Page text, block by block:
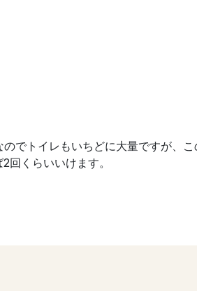
でトイレもいちどに大量ですが、こ
くらいいけます。